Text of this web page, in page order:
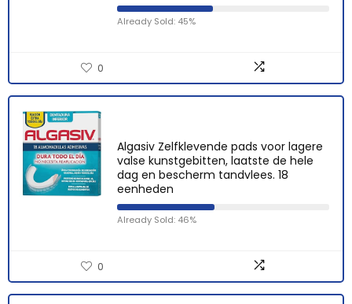
Already Sold: 45%
0
Algasiv Zelfklevende pads voor lagere
valse kunstgebitten, laatste de hele
dag en bescherm tandvlees. 18
eenheden
Already Sold: 46%
0